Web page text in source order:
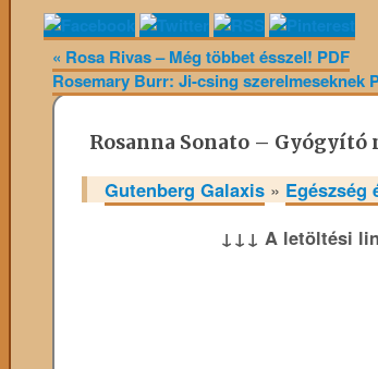
« Rosa Rivas – Még többet ésszel! PDF
Rosemary Burr: Ji-csing szerelmeseknek
Rosanna Sonato – Gyógyító
Gutenberg Galaxis » Egészség
↓↓↓ A letöltési